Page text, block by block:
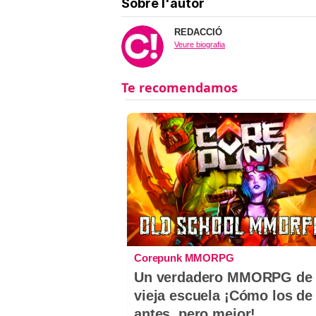
Sobre l'autor
REDACCIÓ
Veure biografia
Corepunk MMORPG
Un verdadero MMORPG de
vieja escuela ¡Cómo los de